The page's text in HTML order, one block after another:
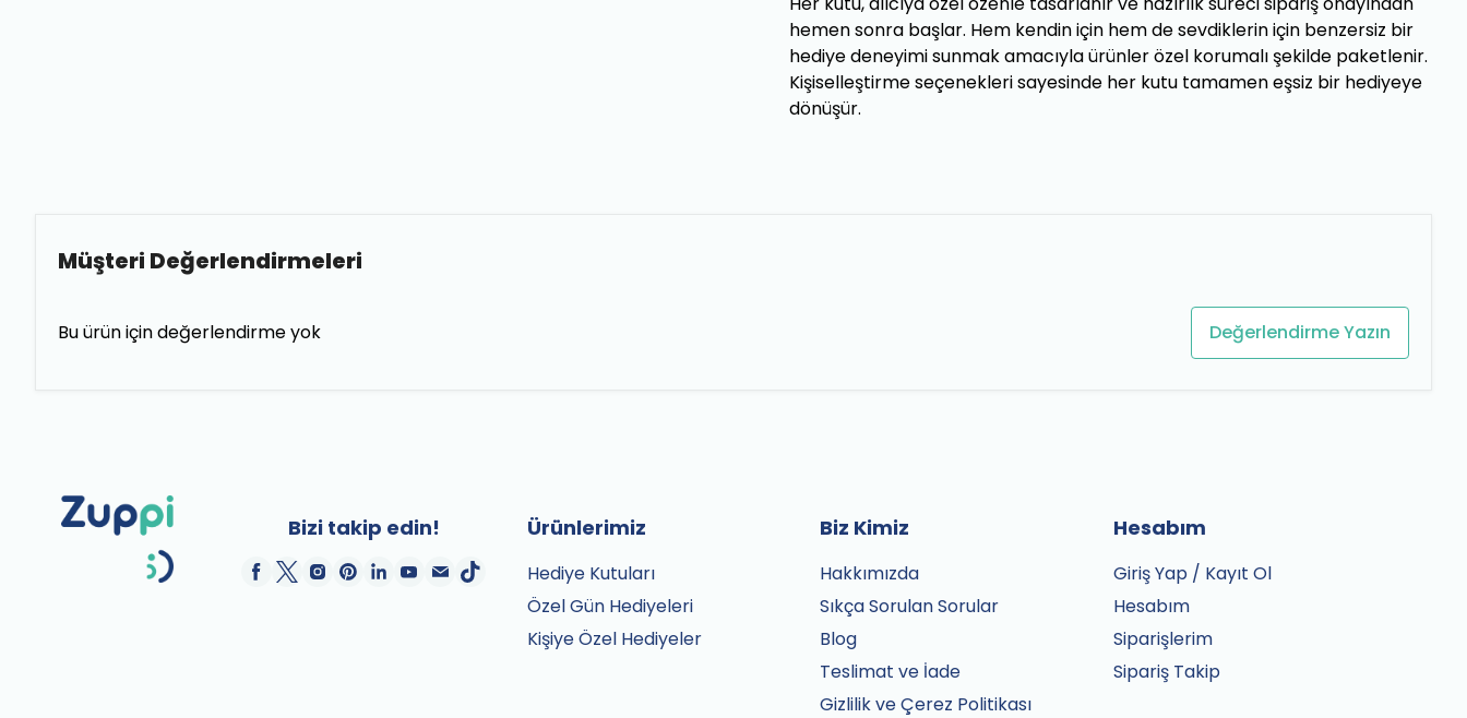
hemen sonra başlar. Hem kendin için hem de sevdiklerin için benzersiz bir
hediye deneyimi sunmak amacıyla ürünler özel korumalı şekilde paketlenir.
Kişiselleştirme seçenekleri sayesinde her kutu tamamen eşsiz bir hediyeye
dönüşür.
Müşteri Değerlendirmeleri
Bu ürün için değerlendirme yok Değerlendirme Yazın
Bizi takip edin! Ürünlerimiz
Hediye Kutuları
Özel Gün Hediyeleri
Kişiye Özel Hediyeler
Biz Kimiz
Hakkımızda
Sıkça Sorulan Sorular
Blog
Teslimat ve İade
Gizlilik ve Çerez Politikası
Hesabım
Giriş Yap / Kayıt Ol
Hesabım
Siparişlerim
Sipariş Takip